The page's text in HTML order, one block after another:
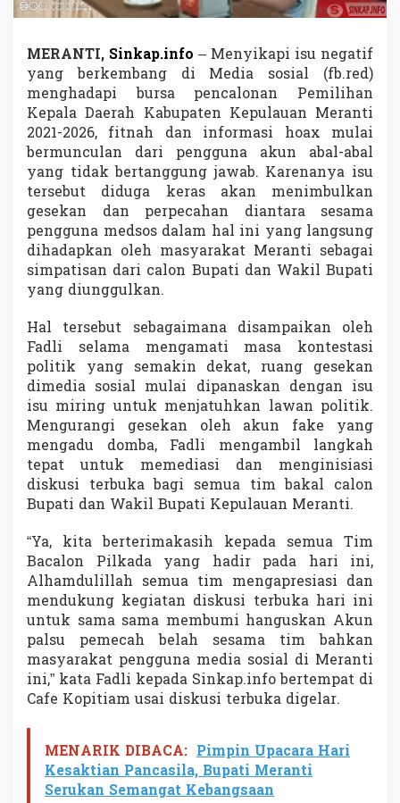
d
s
i
B
h
a
s
A
k
u
n
P
a
l
n
M
U
D
m
i
s
l
B
u
p
a
t
T
r
p
i
h
MERANTI, Sinkap.info – Menyikapi isu negatif
yang berkembang di Media sosial (fb.red)
menghadapi bursa pencalonan Pemilihan
Kepala Daerah Kabupaten Kepulauan Meranti
2021-2026, fitnah dan informasi hoax mulai
bermunculan dari pengguna akun abal-abal
yang tidak bertanggung jawab. Karenanya isu
tersebut diduga keras akan menimbulkan
gesekan dan perpecahan diantara sesama
pengguna medsos dalam hal ini yang langsung
dihadapkan oleh masyarakat Meranti sebagai
simpatisan dari calon Bupati dan Wakil Bupati
yang diunggulkan.
Hal tersebut sebagaimana disampaikan oleh
Fadli selama mengamati masa kontestasi
politik yang semakin dekat, ruang gesekan
dimedia sosial mulai dipanaskan dengan isu
isu miring untuk menjatuhkan lawan politik.
Mengurangi gesekan oleh akun fake yang
mengadu domba, Fadli mengambil langkah
tepat untuk memediasi dan menginisiasi
diskusi terbuka bagi semua tim bakal calon
Bupati dan Wakil Bupati Kepulauan Meranti.
“Ya, kita berterimakasih kepada semua Tim
Bacalon Pilkada yang hadir pada hari ini,
Alhamdulillah semua tim mengapresiasi dan
mendukung kegiatan diskusi terbuka hari ini
untuk sama sama membumi hanguskan Akun
palsu pemecah belah sesama tim bahkan
masyarakat pengguna media sosial di Meranti
ini,” kata Fadli kepada Sinkap.info bertempat di
Cafe Kopitiam usai diskusi terbuka digelar.
MENARIK DIBACA: Pimpin Upacara Hari
Kesaktian Pancasila, Bupati Meranti
Serukan Semangat Kebangsaan